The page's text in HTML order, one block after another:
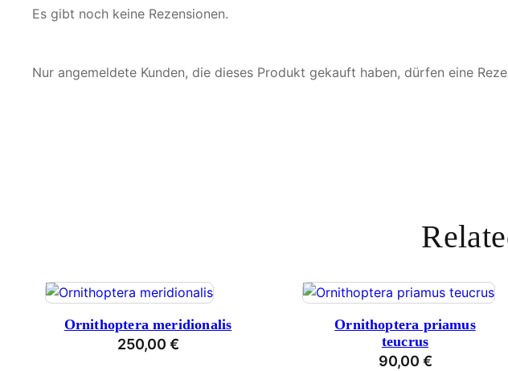
Es gibt noch keine Rezensionen.
Nur angemeldete Kunden, die dieses Produkt gekauft haben, dürfen eine
Ornithoptera meridionalis
250,00 €
Ornithoptera priamus
teucrus
90,00 €